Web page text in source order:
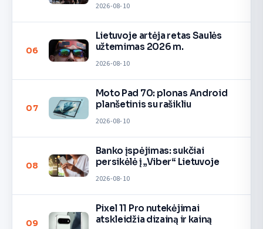
2026-08-10
06
Lietuvoje artėja retas Saulės
užtemimas 2026 m.
2026-08-10
07
Moto Pad 70: plonas Android
planšetinis su rašikliu
2026-08-10
08
Banko įspėjimas: sukčiai
persikėlė į „Viber“ Lietuvoje
2026-08-10
09
Pixel 11 Pro nutekėjimai
atskleidžia dizainą ir kainą